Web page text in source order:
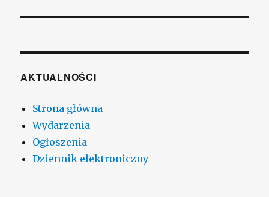
AKTUALNOŚCI
Strona główna
Wydarzenia
Ogłoszenia
Dziennik elektroniczny